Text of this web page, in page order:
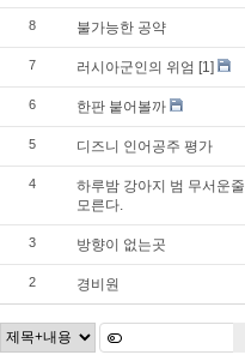
8 불가능한 공약
7 러시아군인의 위엄 [1]
6 한판 붙어볼까
5 디즈니 인어공주 평가
4
하루밤 강아지 범 무서운줄
모른다.
3 방향이 없는곳
2 경비원